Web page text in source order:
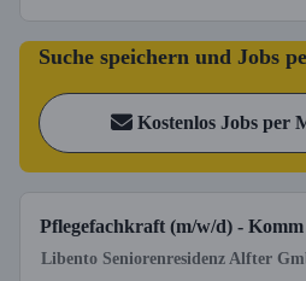
Suche speichern und Jobs
Kostenlos Jobs per
Pflegefachkraft (m/w/d) - Komm
Libento Seniorenresidenz Alfter